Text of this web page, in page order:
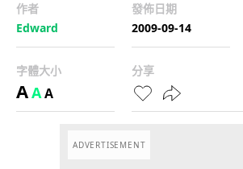
作者
Edward
發佈日期
2009-09-14
字體大小
AAA
分享
ADVERTISEMENT